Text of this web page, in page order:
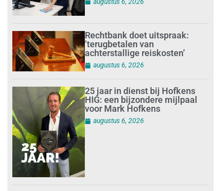
Rechtbank doet uitspraak:
’terugbetalen van
achterstallige reiskosten’
augustus 6, 2026
25 jaar in dienst bij Hofkens
HIG: een bijzondere mijlpaal
voor Mark Hofkens
augustus 6, 2026